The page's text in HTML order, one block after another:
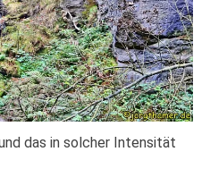
das in solcher Intensität